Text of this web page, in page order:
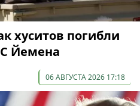
хуситов погибли
Йемена
06 АВГУСТА 2026 17:18